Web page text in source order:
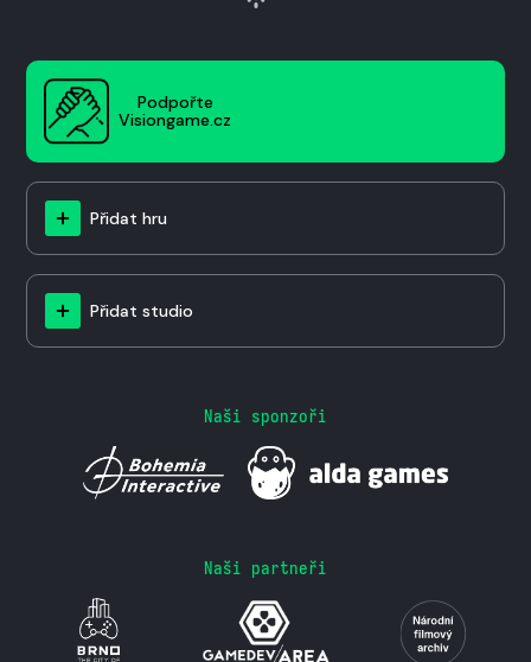
Podpořte
Visiongame.cz
Přidat hru
Přidat studio
Naši sponzoři
Naši partneři